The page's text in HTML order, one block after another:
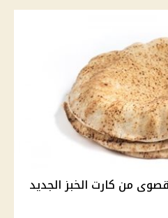
من كارت الخبز الجديد